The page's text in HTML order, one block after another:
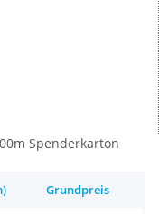
Spenderkarton
Grundpreis